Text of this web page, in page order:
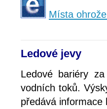
Místa
Ledové jevy
Ledové bariéry
vodních toků.
předává informace